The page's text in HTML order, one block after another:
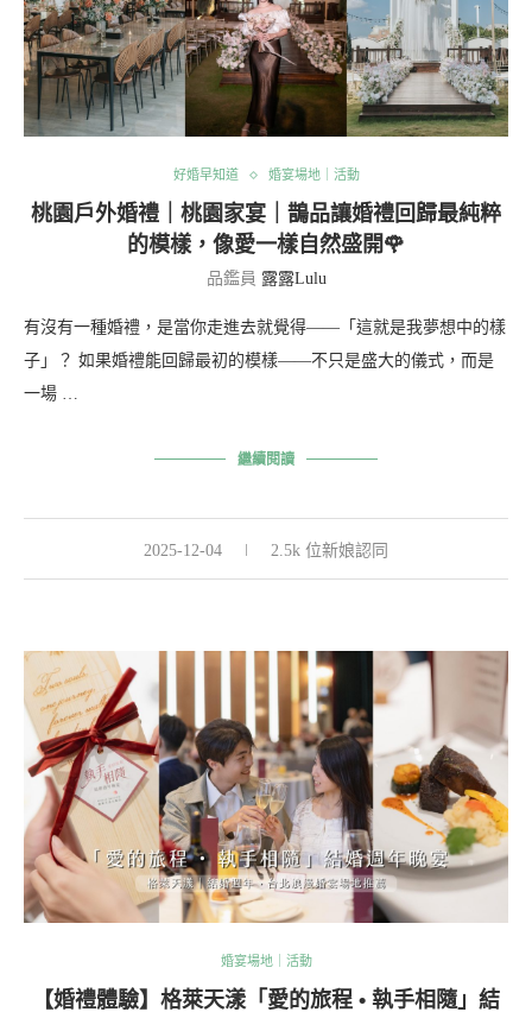
好婚早知道 婚宴場地｜活動
桃園戶外婚禮｜桃園家宴｜鵲品讓婚禮回歸最純粹
的模樣，像愛一樣自然盛開🌹
品鑑員 露露Lulu
有沒有一種婚禮，是當你走進去就覺得——「這就是我夢想中的樣
子」？ 如果婚禮能回歸最初的模樣——不只是盛大的儀式，而是
一場 …
繼續閱讀
2025-12-04 2.5k 位新娘認同
婚宴場地｜活動
【婚禮體驗】格萊天漾「愛的旅程 • 執手相隨」結